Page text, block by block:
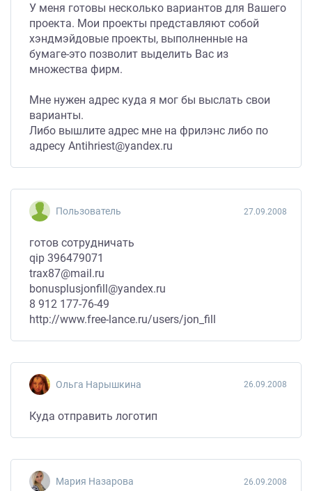
У меня готовы несколько вариантов для Вашего
проекта. Мои проекты представляют собой
хэндмэйдовые проекты, выполненные на
бумаге-это позволит выделить Вас из
множества фирм.
Мне нужен адрес куда я мог бы выслать свои
варианты.
Либо вышлите адрес мне на фрилэнс либо по
адресу Antihriest@yandex.ru
Пользователь 27.09.2008
готов сотрудничать
qip 396479071
trax87@mail.ru
bonusplusjonfill@yandex.ru
8 912 177-76-49
http://www.free-lance.ru/users/jon_fill
Ольга Нарышкина 26.09.2008
Куда отправить логотип
Мария Назарова 26.09.2008